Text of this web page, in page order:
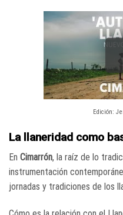
Edición:
La llaneridad como
En Cimarrón, la raíz de lo
instrumentación
jornadas y tradiciones de los